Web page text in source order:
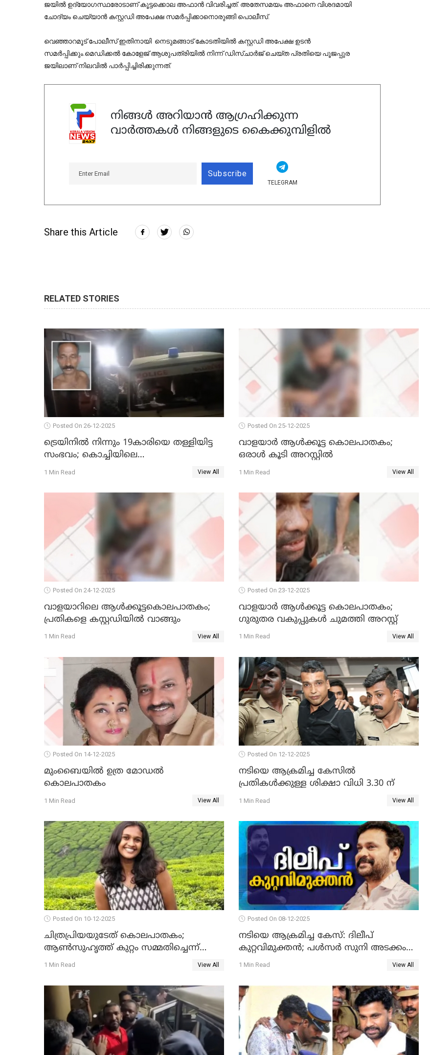
ജയില്‍ ഉദ്യോഗസ്ഥരോടാണ് കൂട്ടക്കൊല അഫാന്‍ വിവരിച്ചത്. അതേസമയം അഫാനെ വിശദമായി
ചോദ്യം ചെയ്യാന്‍ കസ്റ്റഡി അപേക്ഷ സമര്‍പ്പിക്കാനൊരുങ്ങി പൊലീസ്.
വെഞ്ഞാറമൂട് പോലീസ് ഇതിനായി നെടുമങ്ങാട് കോടതിയില്‍ കസ്റ്റഡി അപേക്ഷ ഉടന്‍
സമര്‍പ്പിക്കും.മെഡിക്കല്‍ കോളേജ് ആശുപത്രിയില്‍ നിന്ന് ഡിസ്ചാര്‍ജ് ചെയ്ത പ്രതിയെ പൂജപ്പുര
ജയിലാണ് നിലവില്‍ പാര്‍പ്പിച്ചിരിക്കുന്നത്.
നിങ്ങൾ അറിയാൻ ആഗ്രഹിക്കുന്ന
വാർത്തകൾ നിങ്ങളുടെ കൈക്കുമ്പിളിൽ
Subscribe
TELEGRAM
Share this Article
RELATED STORIES
Posted On 26-12-2025
ട്രെയിനില്‍ നിന്നും 19കാരിയെ തള്ളിയിട്ട
സംഭവം; കൊച്ചിയിലെ
ആശുപത്രിയിലേക്ക് മാറ്റി
1 Min Read View All
Posted On 25-12-2025
വാളയാര്‍ ആള്‍ക്കൂട്ട കൊലപാതകം;
ഒരാള്‍ കൂടി അറസ്റ്റില്‍
1 Min Read View All
Posted On 24-12-2025
വാളയാറിലെ ആൾക്കൂട്ടകൊലപാതകം;
പ്രതികളെ കസ്റ്റഡിയില്‍ വാങ്ങും
1 Min Read View All
Posted On 23-12-2025
വാളയാർ ആൾക്കൂട്ട കൊലപാതകം;
ഗുരുതര വകുപ്പുകൾ ചുമത്തി അറസ്റ്റ്
1 Min Read View All
Posted On 14-12-2025
മുംബൈയില്‍ ഉത്ര മോഡല്‍
കൊലപാതകം
1 Min Read View All
Posted On 12-12-2025
നടിയെ ആക്രമിച്ച കേസില്‍
പ്രതികള്‍ക്കുള്ള ശിക്ഷാ വിധി 3.30 ന്
1 Min Read View All
Posted On 10-12-2025
ചിത്രപ്രിയയുടേത് കൊലപാതകം;
ആണ്‍സുഹൃത്ത് കുറ്റം സമ്മതിച്ചെന്ന്
പൊലീസ്
1 Min Read View All
Posted On 08-12-2025
നടിയെ ആക്രമിച്ച കേസ്: ദിലീപ്
കുറ്റവിമുക്തന്‍; പള്‍സര്‍ സുനി അടക്കം
ആറു പ്രതികള്‍ കുറ്റക്കാര്‍; ശിക്ഷവിധി 12
1 Min Read View All